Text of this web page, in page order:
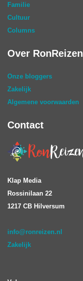
Familie
Cultuur
Columns
Over RonReizen
Onze bloggers
Zakelijk
Algemene voorwaarden
Contact
Klap Media
Rossinilaan 22
1217 CB Hilversum
info@ronreizen.nl
Zakelijk